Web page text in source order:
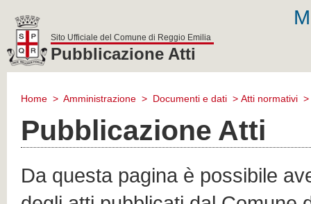
reggio
Sito Ufficiale del Comune di Reggio Emilia
Pubblicazione Atti
Home > Amministrazione > Documenti e dati > Atti normativi >
Pubblicazione Atti
Da questa pagina è possibile